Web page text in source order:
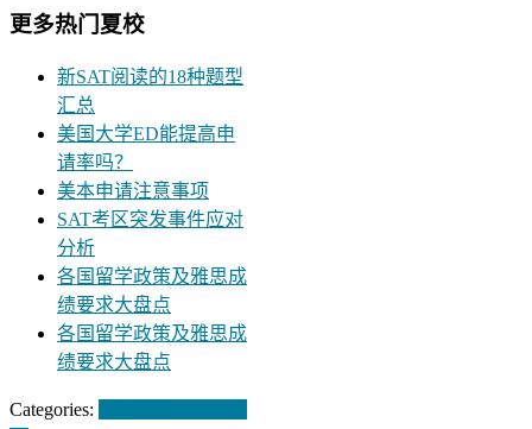
更多热门夏校
新SAT阅读的18种题型
汇总
美国大学ED能提高申
请率吗？
美本申请注意事项
SAT考区突发事件应对
分析
各国留学政策及雅思成
绩要求大盘点
各国留学政策及雅思成
绩要求大盘点
Categories: